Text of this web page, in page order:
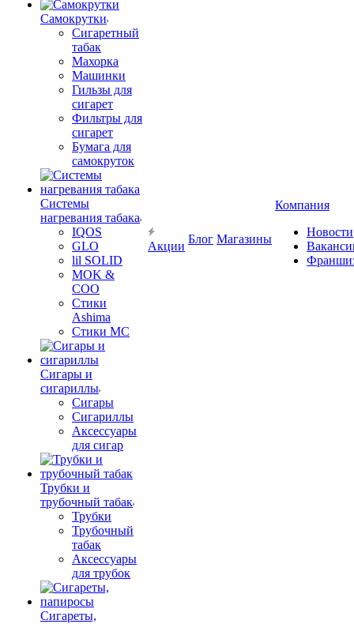
Самокрутки
Сигаретный
табак
Махорка
Машинки
Гильзы для
сигарет
Фильтры для
сигарет
Бумага для
самокруток
Системы
нагревания табака
IQOS
GLO
lil SOLID
MOK &
COO
Стики
Ashima
Стики MC
Сигары и
сигариллы
Сигары
Сигариллы
Аксессуары
для сигар
Трубки и
трубочный табак
Трубки
Трубочный
табак
Аксессуары
для трубок
Сигареты,
Акции
Блог Магазины
Компания
Новости